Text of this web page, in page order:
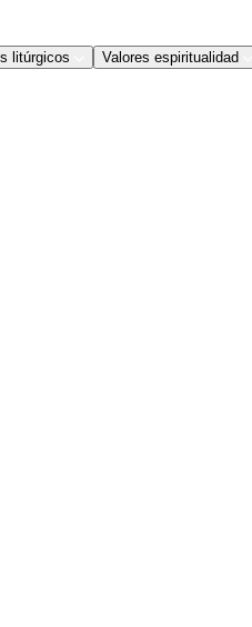
litúrgicos Valores espiritualidad